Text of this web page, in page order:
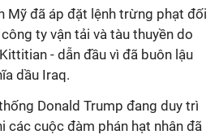
Mỹ đã áp đặt lệnh trừng phạt đối
ty vận tải và tàu thuyền do
- dẫn đầu vì đã buôn lậu
dầu Iraq.
Donald Trump đang duy trì
các cuộc đàm phán hạt nhân đã